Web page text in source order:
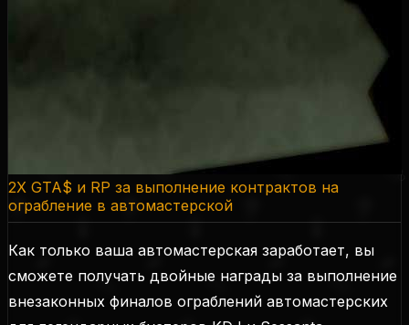
2X GTA$ и RP за выполнение контрактов на
ограбление в автомастерской
Как только ваша автомастерская заработает, вы
сможете получать двойные награды за выполнение
внезаконных финалов ограблений автомастерских